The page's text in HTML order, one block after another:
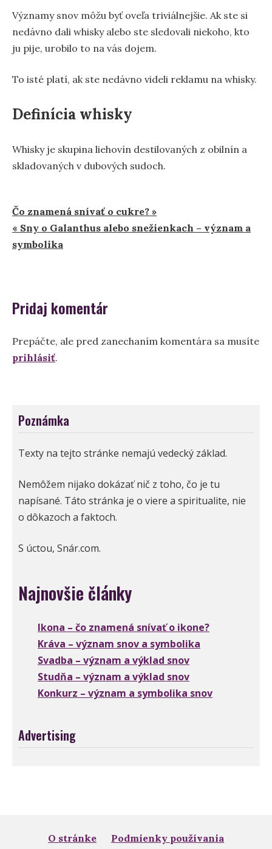
Významy snov môžu byť oveľa triviálnejšie. Ak ste si
nedávno dali whisky alebo ste sledovali niekoho, kto
ju pije, urobilo to na vás dojem.
To isté platí, ak ste nedávno videli reklamu na whisky.
Definícia whisky
Whisky je skupina liehovín destilovaných z obilnín a
skladovaných v dubových sudoch.
Navigácia
v
Čo znamená snívať o cukre? »
« Sny o Galanthus alebo snežienkach – význam a
symbolika
Pridaj komentár
Prepáčte, ale pred zanechaním komentára sa musíte
prihlásiť.
Poznámka
Texty na tejto stránke nemajú vedecký základ.
Nemôžem nijako dokázať nič z toho, čo je tu
napísané. Táto stránka je o viere a spiritualite, nie
o dôkazoch a faktoch.
S úctou, Snár.com.
Najnovšie články
Ikona – čo znamená snívať o ikone?
Kráva – význam snov a symbolika
Svadba – význam a výklad snov
Studňa – význam a výklad snov
Konkurz – význam a symbolika snov
Advertising
O stránke
Podmienky používania